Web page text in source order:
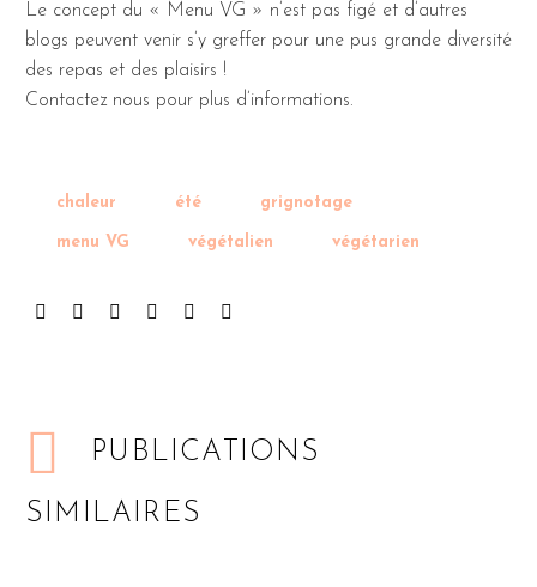
Le concept du « Menu VG » n’est pas figé et d’autres
blogs peuvent venir s’y greffer pour une pus grande diversité
des repas et des plaisirs !
Contactez nous pour plus d’informations.
chaleur été grignotage
menu VG végétalien végétarien
PUBLICATIONS
SIMILAIRES